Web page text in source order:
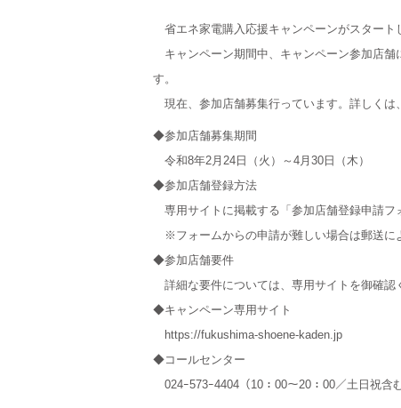
省エネ家電購入応援キャンペーンがスタート
キャンペーン期間中、キャンペーン参加店舗
す。
現在、参加店舗募集行っています。詳しくは
◆参加店舗募集期間
令和8年2月24日（火）～4月30日（木）
◆参加店舗登録方法
専用サイトに掲載する「参加店舗登録申請フ
※フォームからの申請が難しい場合は郵送に
◆参加店舗要件
詳細な要件については、専用サイトを御確認
◆キャンペーン専用サイト
https://fukushima-shoene-kaden.jp
◆コールセンター
024ｰ573ｰ4404（10：00～20：00／土日祝含む